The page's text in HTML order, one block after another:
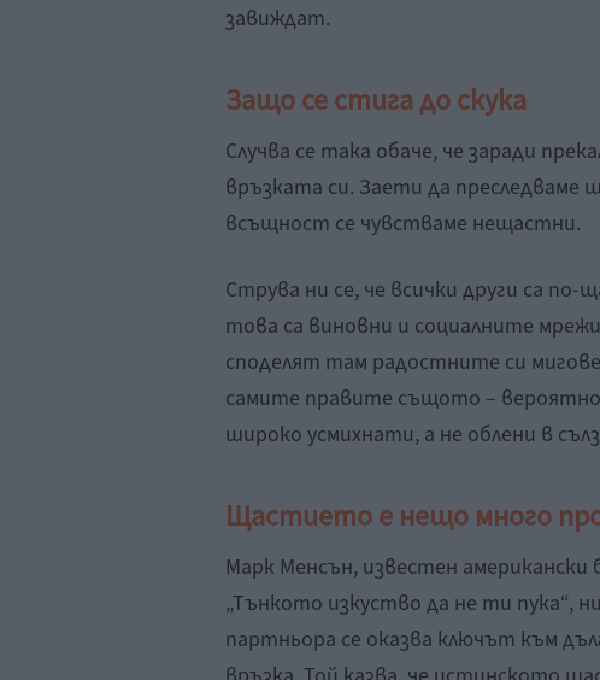
завиждат.
Защо се стига до скука
Случва се така обаче, че заради
връзката си. Заети да
всъщност се чувстваме нещастни.
Струва ни се, че всички други са
това са виновни и социалните
споделят там радостните си
самите правите същото –
широко усмихнати, а не облени в
Щастието е нещо много
Марк Менсън, известен
„Тънкото изкуство да не ти пука“,
партньора се оказва ключът към